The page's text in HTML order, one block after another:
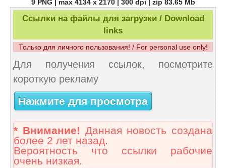
9 PNG | max 4134 x 2170 | 300 dpi | zip 83.65 Mb
Ссылки на файлы для загрузки / Download
links
Только для личного пользования! / For personal use only!
Для получения ссылок, посмотрите
короткую рекламу
Нажмите для просмотра
* Внимание! Данная новость создана
более 2 лет назад.
Вероятность что ссылки рабочие
очень низкая.